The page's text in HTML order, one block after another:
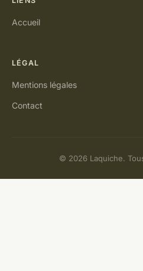
Accueil
LÉGAL
Mentions légales
Contact
© 2026 Laquiche.